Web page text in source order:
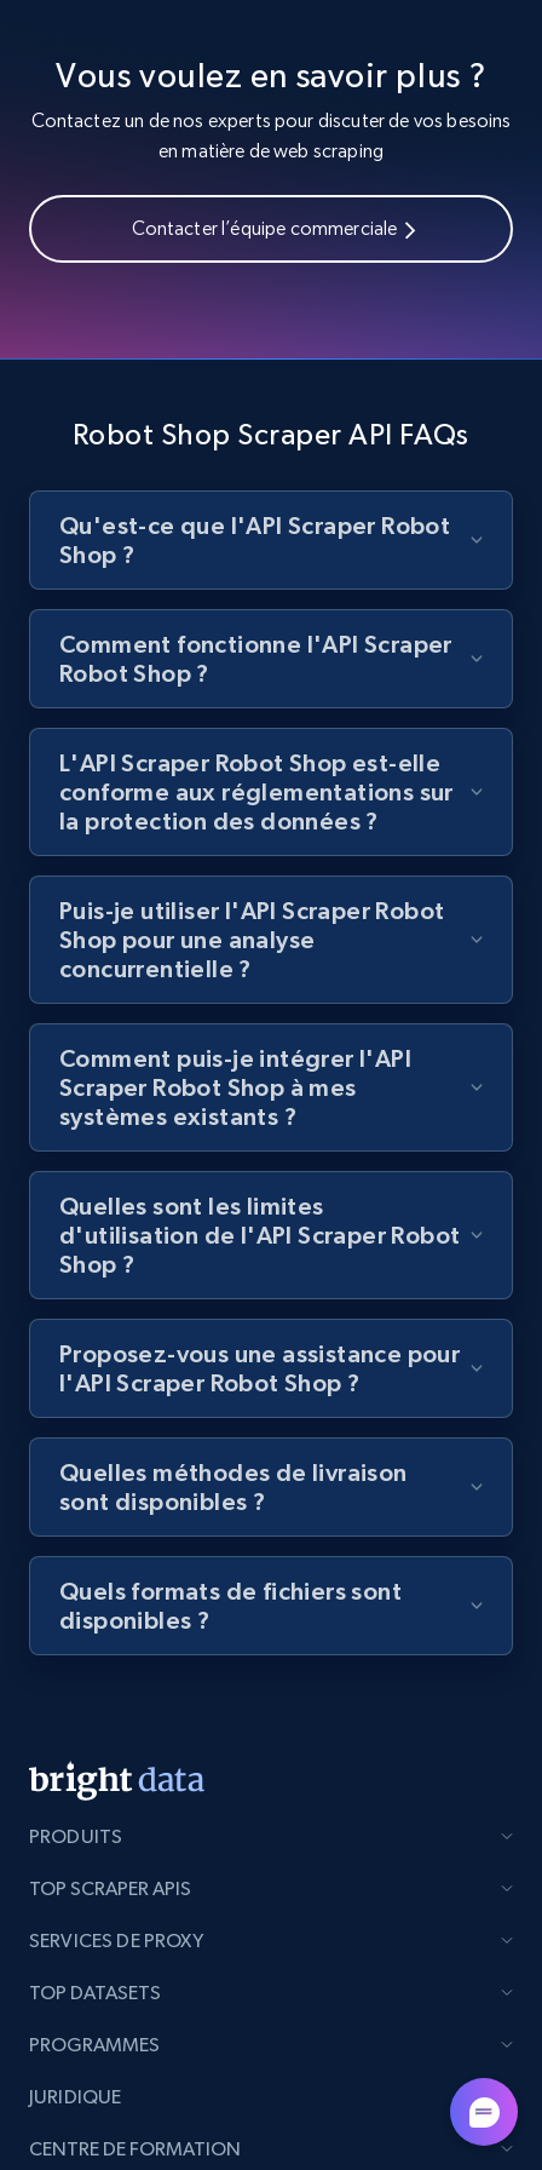
Category id, Product id, Product name, Price,
Currency, Colour code, Colour, Description, and
more.
Currency, Discount, Initial price, and more.
1.1K+ 149+ Essai gratuit
Best Buy products - Collect data on
products using specified keywords
URL, Product id, Title, Images, Final price,
Currency, Discount, Initial price, and more.
Lazada - Products
URL, Title, Rating, Reviews, Initial price, Final
price, Currency, Stock, and more.
992+ 165+ Essai gratuit
Lazada - Products - Discover products by
keyword
URL, Title, Rating, Reviews, Initial price, Final
Lazada - Products - Discover products by
992+ 165+
seller URL
URL, Title, Rating, Reviews, Initial price, Final
Vous voulez en savoir plus ?
Contactez un de nos experts pour discuter de vos besoins
en matière de web scraping
Contacter l’équipe commerciale
Robot Shop Scraper API FAQs
Qu'est-ce que l'API Scraper Robot
Shop ?
Comment fonctionne l'API Scraper
Robot Shop ?
L'API Scraper Robot Shop est-elle
conforme aux réglementations sur
la protection des données ?
Puis-je utiliser l'API Scraper Robot
Shop pour une analyse
concurrentielle ?
Comment puis-je intégrer l'API
Scraper Robot Shop à mes
systèmes existants ?
Quelles sont les limites
d'utilisation de l'API Scraper Robot
Shop ?
Proposez-vous une assistance pour
l'API Scraper Robot Shop ?
Quelles méthodes de livraison
sont disponibles ?
Quels formats de fichiers sont
disponibles ?
PRODUITS
TOP SCRAPER APIS
SERVICES DE PROXY
TOP DATASETS
PROGRAMMES
JURIDIQUE
CENTRE DE FORMATION